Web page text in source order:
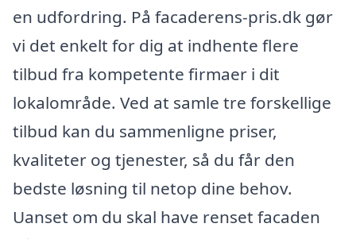
en udfordring. På facaderens-pris.dk gør
vi det enkelt for dig at indhente flere
tilbud fra kompetente firmaer i dit
lokalområde. Ved at samle tre forskellige
tilbud kan du sammenligne priser,
kvaliteter og tjenester, så du får den
bedste løsning til netop dine behov.
Uanset om du skal have renset facaden